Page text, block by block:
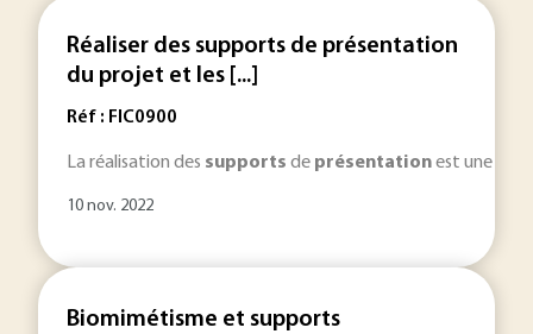
Réaliser des supports de présentation
du projet et les [...]
Réf : FIC0900
La réalisation des supports de présentationest une
10 nov. 2022
Biomimétisme et supports